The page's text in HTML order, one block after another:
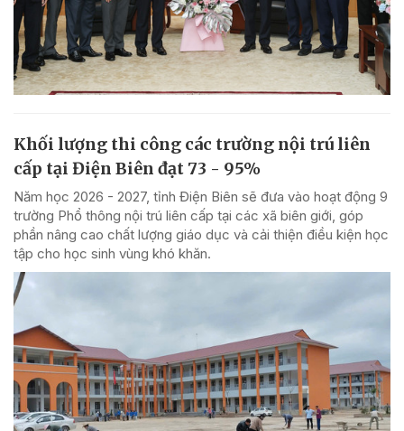
Khối lượng thi công các trường nội trú liên
cấp tại Điện Biên đạt 73 - 95%
Năm học 2026 - 2027, tỉnh Điện Biên sẽ đưa vào hoạt động 9
trường Phổ thông nội trú liên cấp tại các xã biên giới, góp
phần nâng cao chất lượng giáo dục và cải thiện điều kiện học
tập cho học sinh vùng khó khăn.